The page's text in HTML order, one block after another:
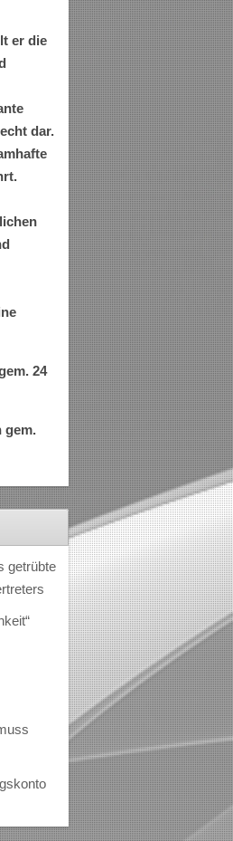
er die
dar.
24
gem.
getrübte